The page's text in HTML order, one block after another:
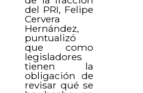
del PRI, Felipe
Cervera
Hernández,
puntualizó
que como
legisladores
tienen la
obligación de
revisar qué se